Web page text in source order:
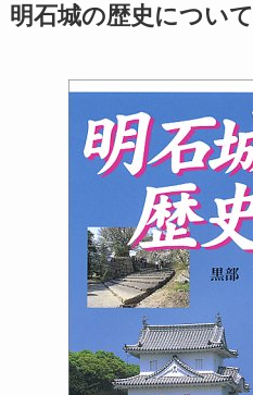
明石城の歴史について